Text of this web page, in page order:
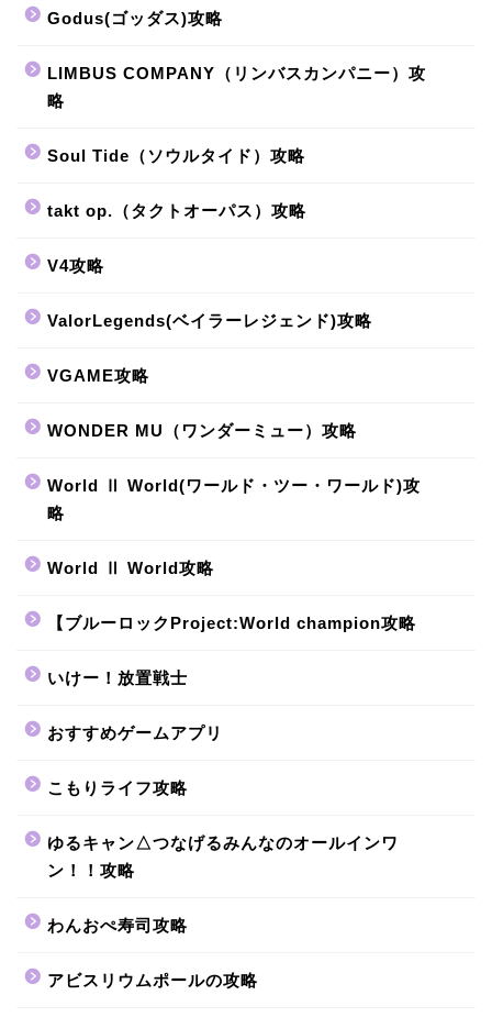
Godus(ゴッダス)攻略
LIMBUS COMPANY（リンバスカンパニー）攻
略
Soul Tide（ソウルタイド）攻略
takt op.（タクトオーパス）攻略
V4攻略
ValorLegends(ベイラーレジェンド)攻略
VGAME攻略
WONDER MU（ワンダーミュー）攻略
World Ⅱ World(ワールド・ツー・ワールド)攻
略
World Ⅱ World攻略
【ブルーロックProject:World champion攻略
いけー！放置戦士
おすすめゲームアプリ
こもりライフ攻略
ゆるキャン△つなげるみんなのオールインワ
ン！！攻略
わんおぺ寿司攻略
アビスリウムポールの攻略